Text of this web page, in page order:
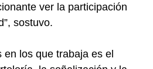
ver la participación
sostuvo.
los que trabaja es el